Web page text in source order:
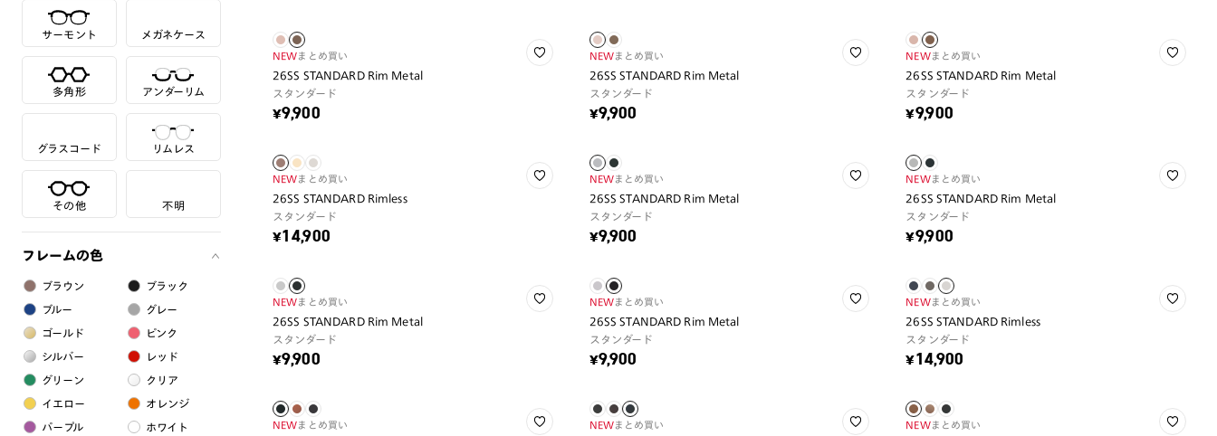
サーモント メガネケース
多角形 アンダーリム
グラスコード リムレス
その他 不明
フレームの色
ブラウン ブラック
ブルー グレー
ゴールド ピンク
シルバー レッド
グリーン クリア
イエロー オレンジ
パープル ホワイト
NEWまとめ買い
26SS STANDARD Rim Metal
スタンダード
¥9,900
NEWまとめ買い
26SS STANDARD Rim Metal
スタンダード
¥9,900
NEWまとめ買い
26SS STANDARD Rim Metal
スタンダード
¥9,900
NEWまとめ買い
26SS STANDARD Rimless
スタンダード
¥14,900
NEWまとめ買い
26SS STANDARD Rim Metal
スタンダード
¥9,900
NEWまとめ買い
26SS STANDARD Rim Metal
スタンダード
¥9,900
NEWまとめ買い
26SS STANDARD Rim Metal
スタンダード
¥9,900
NEWまとめ買い
26SS STANDARD Rim Metal
スタンダード
¥9,900
NEWまとめ買い
26SS STANDARD Rimless
スタンダード
¥14,900
NEWまとめ買い NEWまとめ買い NEWまとめ買い